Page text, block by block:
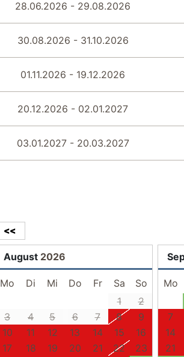
Fahrstuhl
28.06.2026 - 29.08.2026
30.08.2026 - 31.10.2026
01.11.2026 - 19.12.2026
20.12.2026 - 02.01.2027
03.01.2027 - 20.03.2027
<<
August 2026
Mo Di Mi Do Fr Sa
So
1
2
3
4 5 6 7 8
9
10
11 12 13 14 15
16
17
18 19 20 21 22
23
Mo
7
14
21